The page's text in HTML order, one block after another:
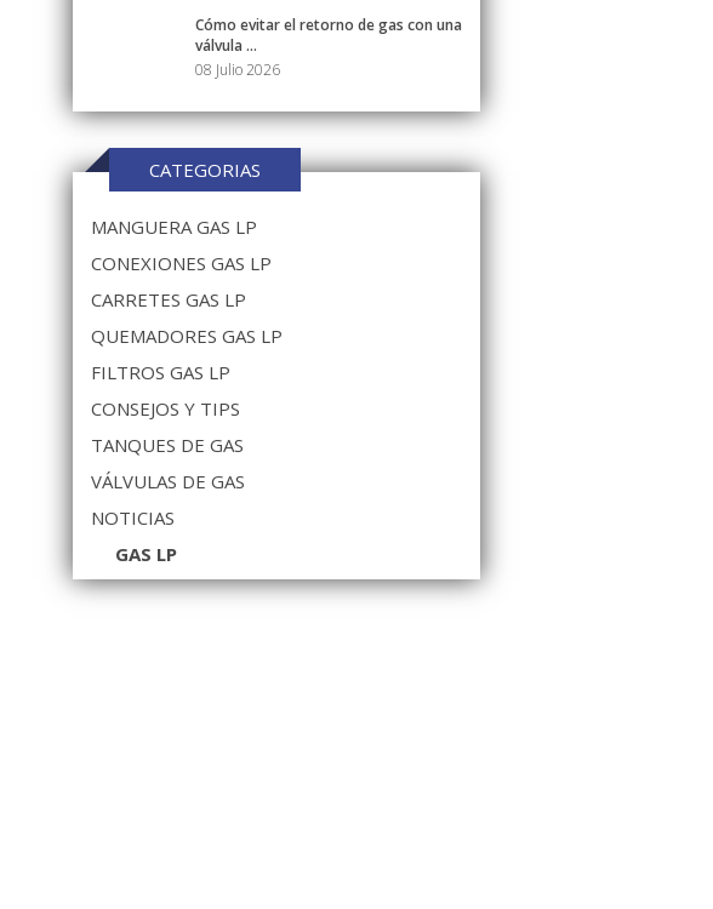
Cómo evitar el retorno de gas con una
válvula ...
08 Julio 2026
CATEGORIAS
MANGUERA GAS LP
CONEXIONES GAS LP
CARRETES GAS LP
QUEMADORES GAS LP
FILTROS GAS LP
CONSEJOS Y TIPS
TANQUES DE GAS
VÁLVULAS DE GAS
NOTICIAS
GAS LP